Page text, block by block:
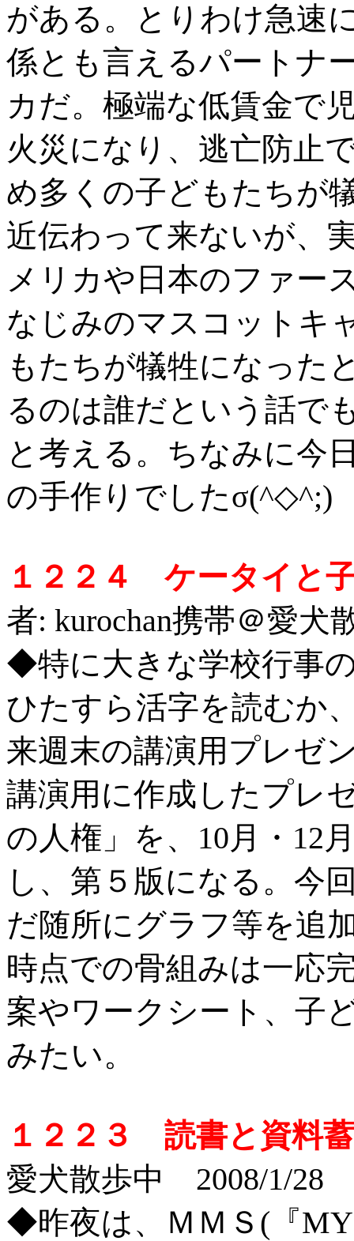
がある。とりわけ急速
係とも言えるパートナ
カだ。極端な低賃金で
火災になり、逃亡防止
め多くの子どもたちが
近伝わって来ないが、
メリカや日本のファー
なじみのマスコットキ
もたちが犠牲になった
るのは誰だという話で
と考える。ちなみに今
の手作りでしたσ(^◇^;)
１２２４ ケータイと
者: kurochan携帯＠愛
◆特に大きな学校行事
ひたすら活字を読むか
来週末の講演用プレゼ
講演用に作成したプレ
の人権」を、10月・12
し、第５版になる。今
だ随所にグラフ等を追
時点での骨組みは一応
案やワークシート、子
みたい。
１２２３ 読書と資料
愛犬散歩中 2008/1/28
◆昨夜は、ＭＭＳ(『